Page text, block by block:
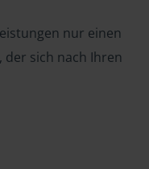
nur einen
sich nach Ihren